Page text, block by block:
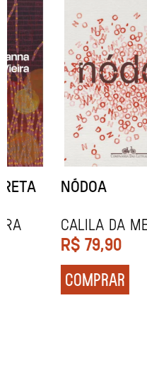
NARRAR HISTÓRIAS
John Berger
84,90
COMPRAR